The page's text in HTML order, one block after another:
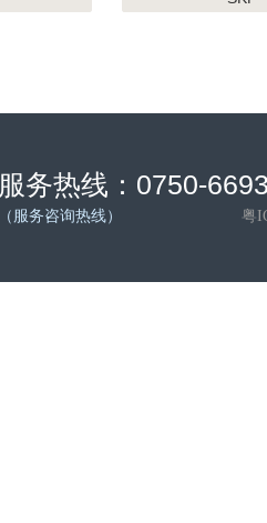
服务热线：0750-
（服务咨询热线） 粤